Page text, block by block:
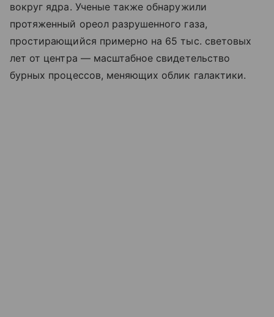
вокруг ядра. Ученые также обнаружили
протяженный ореол разрушенного газа,
простирающийся примерно на 65 тыс. световых
лет от центра — масштабное свидетельство
бурных процессов, меняющих облик галактики.